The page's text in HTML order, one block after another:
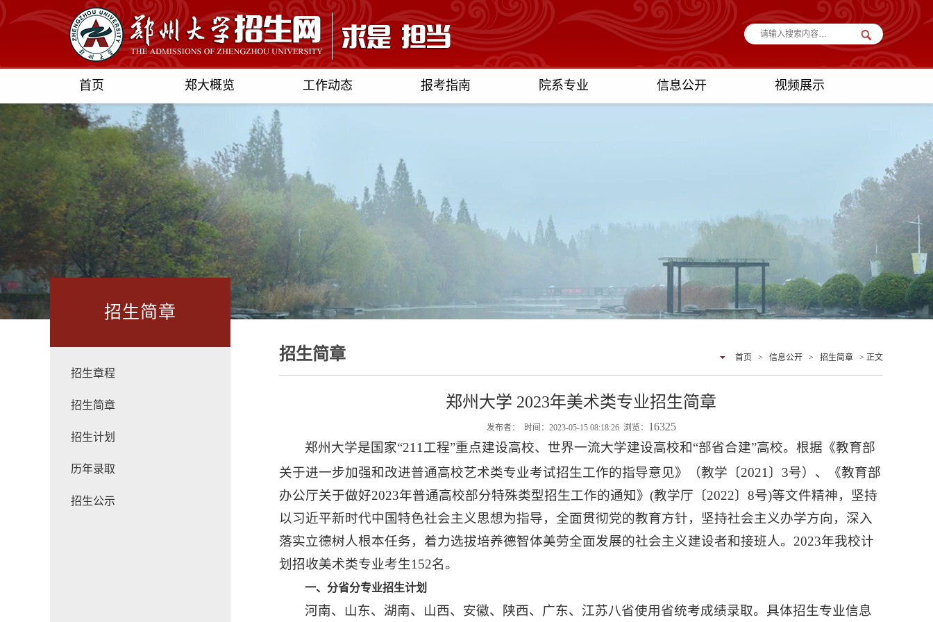
首页 郑大概览 工作动态 报考指南 院系专业 信息公开 视频展示
招生简章
招生章程
招生简章
招生计划
历年录取
招生公示
招生简章 首页 > 信息公开 > 招生简章 > 正文
郑州大学 2023年美术类专业招生简章
发布者： 时间：2023-05-15 08:18:26 浏览： 16325
郑州大学是国家“211工程”重点建设高校、世界一流大学建设高校和“部省合建”高校。根据《教育部
关于进一步加强和改进普通高校艺术类专业考试招生工作的指导意见》（教学〔2021〕3号）、《教育部
办公厅关于做好2023年普通高校部分特殊类型招生工作的通知》(教学厅〔2022〕8号)等文件精神，坚持
以习近平新时代中国特色社会主义思想为指导，全面贯彻党的教育方针，坚持社会主义办学方向，深入
落实立德树人根本任务，着力选拔培养德智体美劳全面发展的社会主义建设者和接班人。2023年我校计
划招收美术类专业考生152名。
一、分省分专业招生计划
河南、山东、湖南、山西、安徽、陕西、广东、江苏八省使用省统考成绩录取。具体招生专业信息